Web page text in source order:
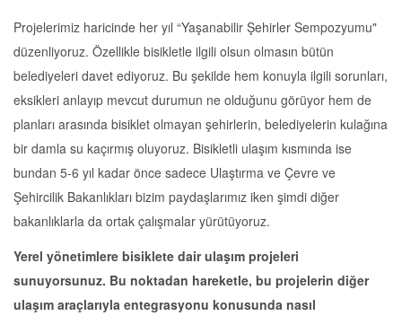
Projelerimiz haricinde her yıl “Yaşanabilir Şehirler Sempozyumu"
düzenliyoruz. Özellikle bisikletle ilgili olsun olmasın bütün
belediyeleri davet ediyoruz. Bu şekilde hem konuyla ilgili sorunları,
eksikleri anlayıp mevcut durumun ne olduğunu görüyor hem de
planları arasında bisiklet olmayan şehirlerin, belediyelerin kulağına
bir damla su kaçırmış oluyoruz. Bisikletli ulaşım kısmında ise
bundan 5-6 yıl kadar önce sadece Ulaştırma ve Çevre ve
Şehircilik Bakanlıkları bizim paydaşlarımız iken şimdi diğer
bakanlıklarla da ortak çalışmalar yürütüyoruz.
Yerel yönetimlere bisiklete dair ulaşım projeleri
sunuyorsunuz. Bu noktadan hareketle, bu projelerin diğer
ulaşım araçlarıyla entegrasyonu konusunda nasıl